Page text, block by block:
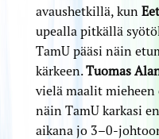
avaushetkillä, kun
upealla pitkällä
TamU pääsi näin
kärkeen.Tuomas
vielä maalit mieheen
näin TamU karkasi
aikana jo 3–0-